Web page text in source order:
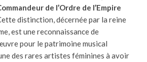
de l’Ordre de l’Empire
distinction, décernée par la reine
est une reconnaissance de
pour le patrimoine musical
des rares artistes féminines à avoir